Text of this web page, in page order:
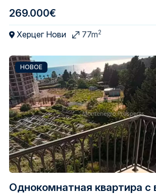
269.000€
Херцег Нови 77m2
Однокомнатная квартира с
НОВОЕ